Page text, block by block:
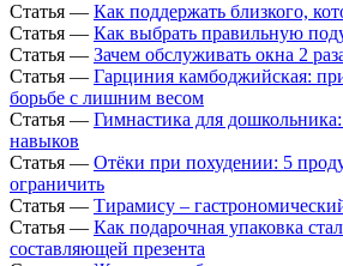
Статья — Как поддержать близкого,
Статья — Как выбрать правильную
Статья — Зачем обслуживать окна 2
Статья — Гарциния камбоджийская:
борьбе с лишним весом
Статья — Гимнастика для
навыков
Статья — Отёки при похудении: 5
ограничить
Статья — Тирамису –
Статья — Как подарочная упаковка
составляющей презента